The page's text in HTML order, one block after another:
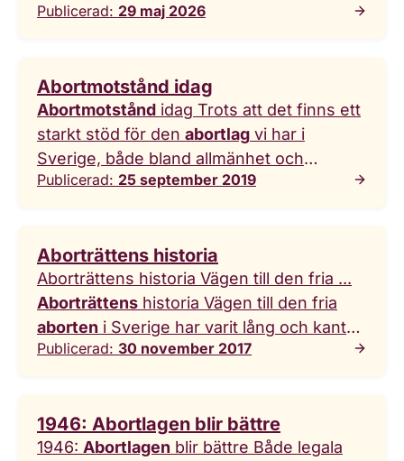
liv. Alla har rätt till en god
ner broschyr om abort
framsteg föraborträtteni världen. Men
motståndet är samtidigt mer
välorganiserat än tidigare. Även i Sverige
försöker motståndare med olika medel att
Publicerad: 29 maj 2026
Abortmotstånd idag
Abortmotstånd idag Trots att det finns ett
starkt stöd för den abortlag vi har i
Sverige, både bland allmänhet och
politiker, får vi inte taaborträtten
värdekonservativa och högerextrema ...
högerextrema Historiskt har
abortmotståndetfrämst drivits av
religiösa och värdekonservativa grupper.
Ett annat slagsabortmotstånd
abortmotståndetav en liten men
välfinansierad
Publicerad: 25 september 2019
Aborträttens historia
Aborträttens historia Vägen till den fria ...
Aborträttens historia Vägen till den fria
aborten i Sverige har varit lång och kantad
av hård kamp. Här går vi igenom
till reformerna under 1930- och 1960-talet.
1930-talet ... 1930-talet Puffbehållare -
Publicerad: 30 november 2017
1946: Abortlagen blir bättre
1946: Abortlagen blir bättre Både legala